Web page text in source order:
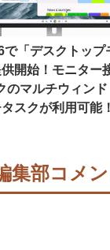
「デスクトップ
開始！モニター
のマルチウィンド
スクが利用可能！
集部コメ